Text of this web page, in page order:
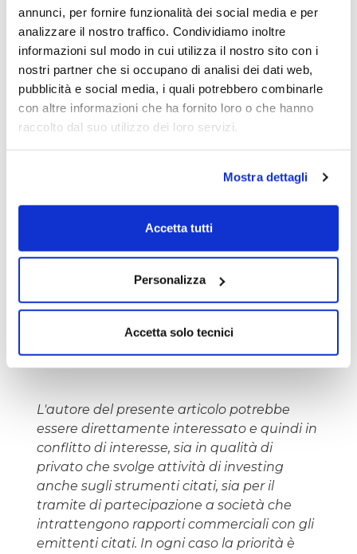
annunci, per fornire funzionalità dei social media e per
analizzare il nostro traffico. Condividiamo inoltre
informazioni sul modo in cui utilizza il nostro sito con i
nostri partner che si occupano di analisi dei dati web,
pubblicità e social media, i quali potrebbero combinarle
con altre informazioni che ha fornito loro o che hanno
raccolto dal suo utilizzo dei loro servizi.
Mostra dettagli
Accetta tutti
Personalizza
Accetta solo tecnici
pubblicherà i dati del terzo trimestre il
31/10 (YTD ha perso il 52% ma pare che
ultimamenete si sia stabilizzato, ma rimane
pur sempre discretamente volatile).
La volatilità implicita media del certificato
questo la valutazione complessiva diventa
soggettiva, pur essendo un rendimento ed
una struttura, a mio giudizio, molto
attraente.
Paolo Vandelli
L'autore del presente articolo potrebbe
essere direttamente interessato e quindi in
conflitto di interesse, sia in qualità di
privato che svolge attività di investing
anche sugli strumenti citati, sia per il
tramite di partecipazione a società che
intrattengono rapporti commerciali con gli
emittenti citati. In ogni caso la priorità è